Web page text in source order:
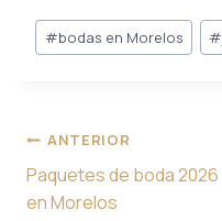
Post
Tags:
#bodas en Morelos #
Navegación
de
entradas
ANTERIOR
Paquetes de boda 2026
en Morelos